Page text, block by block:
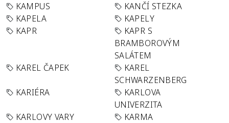
KAMPUS
KANČÍ STEZKA
KAPELA
KAPELY
KAPR
KAPR S
BRAMBOROVÝM
SALÁTEM
KAREL ČAPEK
KAREL
SCHWARZENBERG
KARIÉRA
KARLOVA
UNIVERZITA
KARLOVY VARY
KARMA